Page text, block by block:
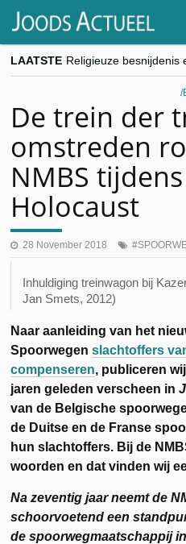
LAATSTE
De trein der
omstreden
NMBS
Holocaust
28 November 2018
Inhuldiging treinwagon bij
Jan Smets, 2012)
Naar aanleiding van het
Spoorwegenslachtoffers
compenseren, publiceren
jaren geleden verscheen in
van de Belgische
de Duitse en de Franse
hun slachtoffers. Bij de
woorden en dat vinden wij
Na zeventig jaar neemt de
schoorvoetend een
de spoorwegmaatschappij